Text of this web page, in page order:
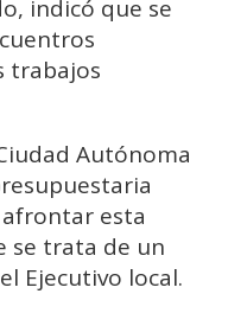
indicó que se
trabajos
Autónoma
esta
se trata de un
Ejecutivo local.